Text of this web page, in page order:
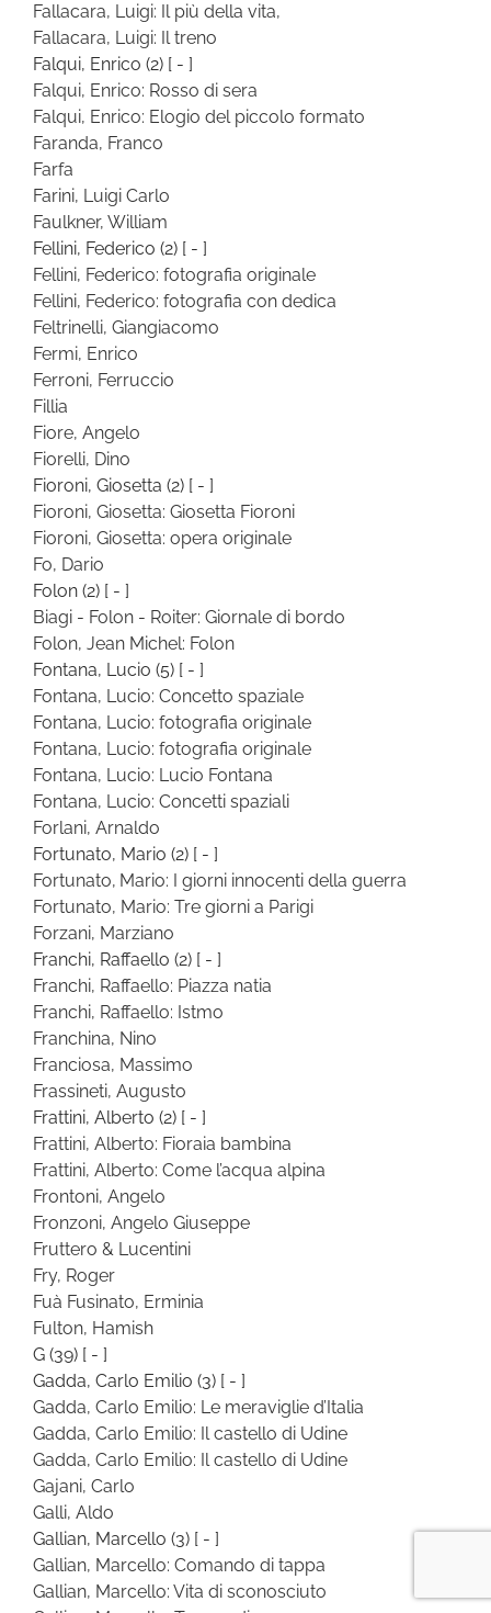
Fallacara, Luigi: Il più della vita,
Fallacara, Luigi: Il treno
Falqui, Enrico (2) [ - ]
Falqui, Enrico: Rosso di sera
Falqui, Enrico: Elogio del piccolo formato
Faranda, Franco
Farfa
Farini, Luigi Carlo
Faulkner, William
Fellini, Federico (2) [ - ]
Fellini, Federico: fotografia originale
Fellini, Federico: fotografia con dedica
Feltrinelli, Giangiacomo
Fermi, Enrico
Ferroni, Ferruccio
Fillia
Fiore, Angelo
Fiorelli, Dino
Fioroni, Giosetta (2) [ - ]
Fioroni, Giosetta: Giosetta Fioroni
Fioroni, Giosetta: opera originale
Fo, Dario
Folon (2) [ - ]
Biagi - Folon - Roiter: Giornale di bordo
Folon, Jean Michel: Folon
Fontana, Lucio (5) [ - ]
Fontana, Lucio: Concetto spaziale
Fontana, Lucio: fotografia originale
Fontana, Lucio: fotografia originale
Fontana, Lucio: Lucio Fontana
Fontana, Lucio: Concetti spaziali
Forlani, Arnaldo
Fortunato, Mario (2) [ - ]
Fortunato, Mario: I giorni innocenti della guerra
Fortunato, Mario: Tre giorni a Parigi
Forzani, Marziano
Franchi, Raffaello (2) [ - ]
Franchi, Raffaello: Piazza natia
Franchi, Raffaello: Istmo
Franchina, Nino
Franciosa, Massimo
Frassineti, Augusto
Frattini, Alberto (2) [ - ]
Frattini, Alberto: Fioraia bambina
Frattini, Alberto: Come l’acqua alpina
Frontoni, Angelo
Fronzoni, Angelo Giuseppe
Fruttero & Lucentini
Fry, Roger
Fuà Fusinato, Erminia
Fulton, Hamish
G (39) [ - ]
Gadda, Carlo Emilio (3) [ - ]
Gadda, Carlo Emilio: Le meraviglie d’Italia
Gadda, Carlo Emilio: Il castello di Udine
Gadda, Carlo Emilio: Il castello di Udine
Gajani, Carlo
Galli, Aldo
Gallian, Marcello (3) [ - ]
Gallian, Marcello: Comando di tappa
Gallian, Marcello: Vita di sconosciuto